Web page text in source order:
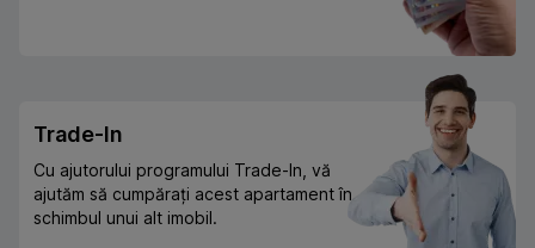
Trade-In
Cu ajutorului programului Trade-In, vă
ajutăm să cumpărați acest apartament în
schimbul unui alt imobil.